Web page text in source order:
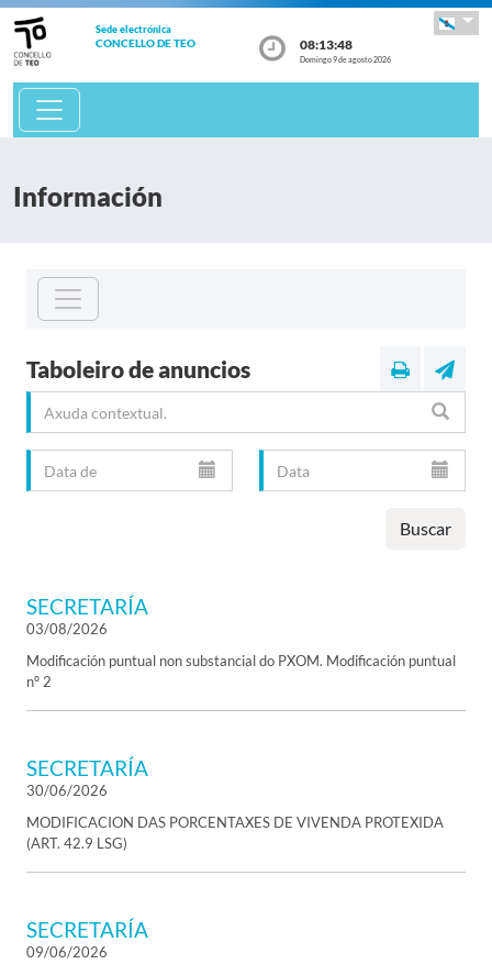
Sede electrónica
CONCELLO DE TEO 08:13:48
Domingo 9 de agosto 2026
Información
Taboleiro de anuncios
Buscar
SECRETARÍA
03/08/2026
Modificación puntual non substancial do PXOM. Modificación puntual
nº 2
SECRETARÍA
30/06/2026
MODIFICACION DAS PORCENTAXES DE VIVENDA PROTEXIDA
(ART. 42.9 LSG)
SECRETARÍA
09/06/2026